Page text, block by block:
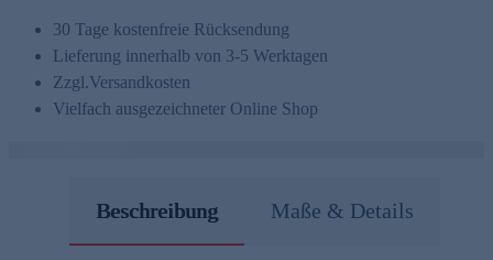
30 Tage kostenfreie Rücksendung
Lieferung innerhalb von 3-5 Werktagen
Zzgl.Versandkosten
Vielfach ausgezeichneter Online Shop
Beschreibung Maße & Details